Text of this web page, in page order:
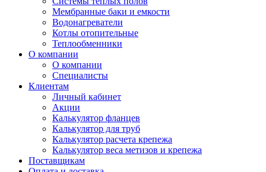
Мембранные баки и емкости
Водонагреватели
Котлы отопительные
Теплообменники
О компании
О компании
Специалисты
Клиентам
Личный кабинет
Акции
Калькулятор фланцев
Калькулятор для труб
Калькулятор расчета крепежа
Калькулятор веса метизов и крепежа
Поставщикам